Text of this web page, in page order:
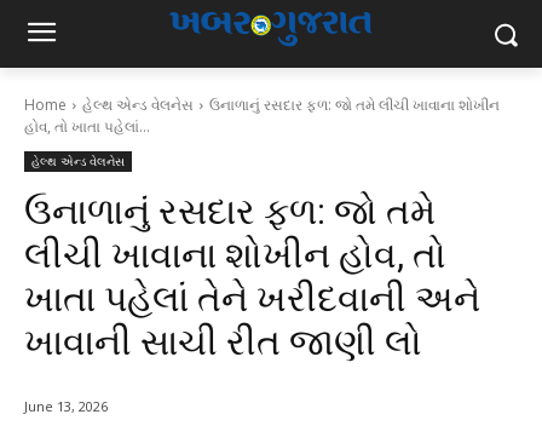
Home હેલ્થ એન્ડ વેલનેસ
ઉનાળાનું રસદાર ફળ: ​જો તમે લીચી ખાવાના શોખીન
હોવ, તો ખાતા પહેલાં...
હેલ્થ એન્ડ વેલનેસ
ઉનાળાનું રસદાર ફળ: ​જો તમે
લીચી ખાવાના શોખીન હોવ, તો
ખાતા પહેલાં તેને ખરીદવાની અને
ખાવાની સાચી રીત જાણી લો
June 13, 2026